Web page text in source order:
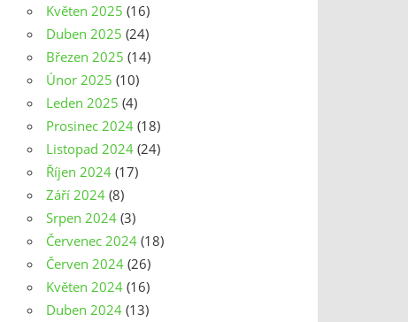
Květen 2025 (16)
Duben 2025 (24)
Březen 2025 (14)
Únor 2025 (10)
Leden 2025 (4)
Prosinec 2024 (18)
Listopad 2024 (24)
Říjen 2024 (17)
Září 2024 (8)
Srpen 2024 (3)
Červenec 2024 (18)
Červen 2024 (26)
Květen 2024 (16)
Duben 2024 (13)